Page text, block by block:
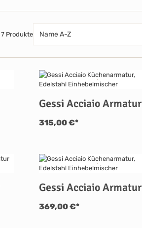
7 Produkte
Gessi Acciaio Armatur
315,00 €*
Gessi Acciaio Armatur
369,00 €*